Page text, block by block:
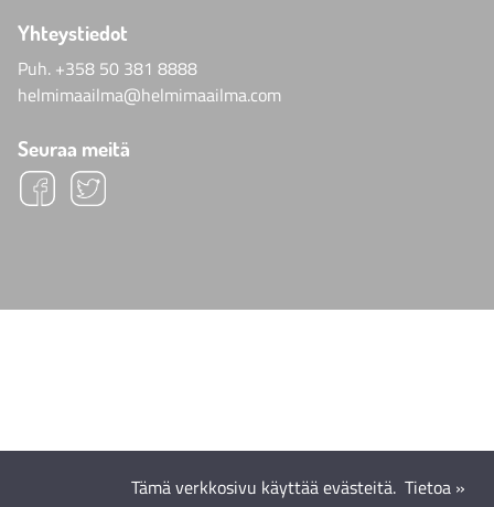
Yhteystiedot
Puh. +358 50 381 8888
helmimaailma@helmimaailma.com
Seuraa meitä
Tämä verkkosivu käyttää evästeitä. Tietoa »